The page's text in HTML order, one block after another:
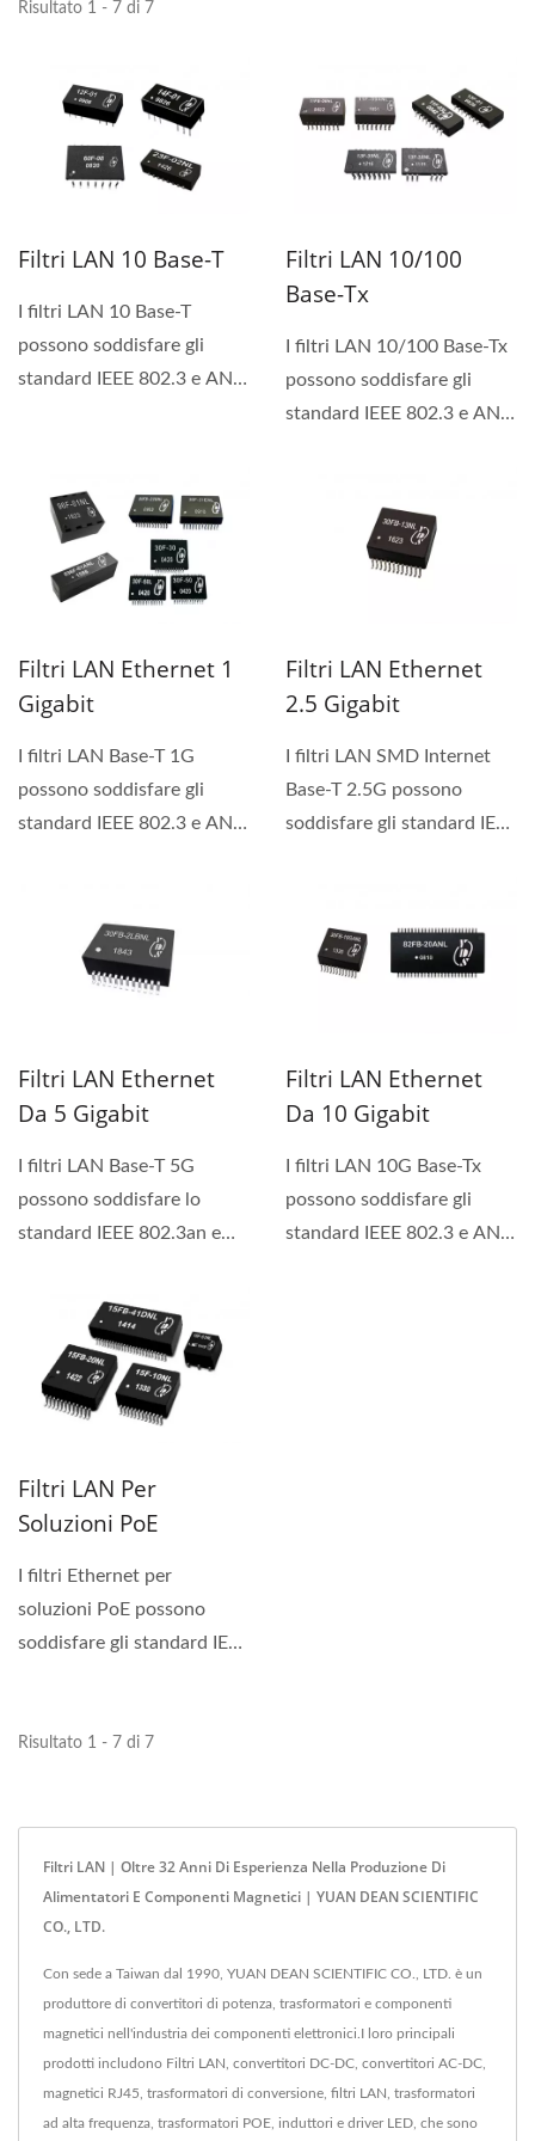
Risultato 1 - 7 di 7
Filtri LAN 10 Base-T
I filtri LAN 10 Base-T
possono soddisfare gli
standard IEEE 802.3 e ANSI
Filtri LAN 10/100
Base-Tx
I filtri LAN 10/100 Base-Tx
possono soddisfare gli
standard IEEE 802.3 e ANSI
Filtri LAN Ethernet 1
Gigabit
I filtri LAN Base-T 1G
possono soddisfare gli
standard IEEE 802.3 e ANSI
polarizzazione....
Filtri LAN Ethernet
2.5 Gigabit
I filtri LAN SMD Internet
Base-T 2.5G possono
soddisfare gli standard IEEE
Filtri LAN Ethernet
Da 5 Gigabit
I filtri LAN Base-T 5G
possono soddisfare lo
standard IEEE 802.3an e
Filtri LAN Ethernet
Da 10 Gigabit
I filtri LAN 10G Base-Tx
possono soddisfare gli
standard IEEE 802.3 e ANSI
Filtri LAN Per
Soluzioni PoE
I filtri Ethernet per
soluzioni PoE possono
soddisfare gli standard IEEE
Risultato 1 - 7 di 7
Filtri LAN | Oltre 32 Anni Di Esperienza Nella Produzione Di
Alimentatori E Componenti Magnetici | YUAN DEAN SCIENTIFIC
CO., LTD.
Con sede a Taiwan dal 1990, YUAN DEAN SCIENTIFIC CO., LTD. è un
produttore di convertitori di potenza, trasformatori e componenti
magnetici nell'industria dei componenti elettronici.I loro principali
prodotti includono Filtri LAN, convertitori DC-DC, convertitori AC-DC,
magnetici RJ45, trasformatori di conversione, filtri LAN, trasformatori
ad alta frequenza, trasformatori POE, induttori e driver LED, che sono